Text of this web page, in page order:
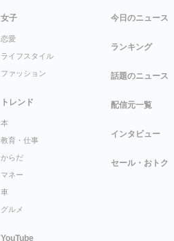
女子
恋愛
ライフスタイル
ファッション
トレンド
本
教育・仕事
からだ
マネー
車
グルメ
YouTube
今日のニュース
ランキング
話題のニュース
配信元一覧
インタビュー
セール・おトク